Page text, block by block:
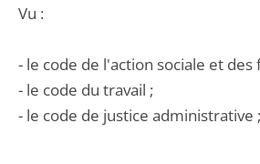
Vu :
- le code de l'action sociale et des
- le code du travail ;
- le code de justice administrative ;